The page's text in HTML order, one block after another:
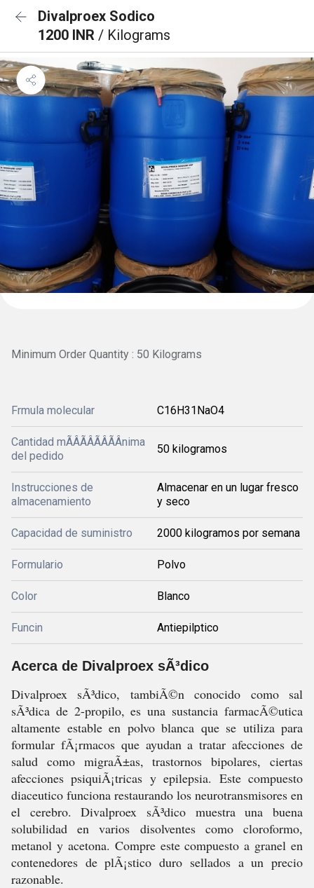
Divalproex Sodico
1200 INR / Kilograms
Minimum Order Quantity : 50 Kilograms
Frmula molecular C16H31NaO4
Cantidad mÃÂÃÂÃÂÃÂ­nima
del pedido
50 kilogramos
Instrucciones de
almacenamiento
Almacenar en un lugar fresco
y seco
Capacidad de suministro 2000 kilogramos por semana
Formulario Polvo
Color Blanco
Funcin Antiepilptico
Acerca de Divalproex sÃ³dico
Divalproex sÃ³dico, tambiÃ©n conocido como sal
sÃ³dica de 2-propilo, es una sustancia farmacÃ©utica
altamente estable en polvo blanca que se utiliza para
formular fÃ¡rmacos que ayudan a tratar afecciones de
salud como migraÃ±as, trastornos bipolares, ciertas
afecciones psiquiÃ¡tricas y epilepsia. Este compuesto
diaceutico funciona restaurando los neurotransmisores en
el cerebro. Divalproex sÃ³dico muestra una buena
solubilidad en varios disolventes como cloroformo,
metanol y acetona. Compre este compuesto a granel en
contenedores de plÃ¡stico duro sellados a un precio
razonable.